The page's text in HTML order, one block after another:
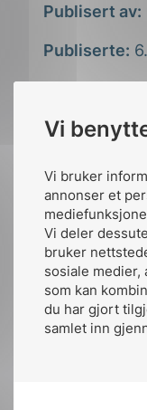
Vi
Vi bruker
annonser et
Vi deler
bruker
sosiale medier,
som kan
du har gjort
samlet inn
Publisert av:
Publiserte:
Del
Del Del